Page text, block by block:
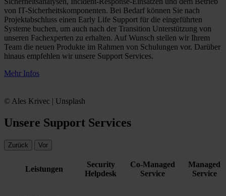
von IT-Sicherheitskomponenten. Bei Bedarf können Sie nach
Projektabschluss einen Early Life Support für die eingeführten
Systeme buchen, um auch nach der Transition Unterstützung von
unseren Fachexperten zu erhalten. Auf Wunsch stellen wir Ihrem
Team die neuen Produkte im Rahmen von Schulungen vor. Darüber
hinaus empfehlen wir unsere Support Services.
Mehr Infos
© Ales Krivec | Unsplash
Unsere Support Services
Zurück Vor
Leistungen
Security
Helpdesk
Co-Managed
Service
Managed
Service